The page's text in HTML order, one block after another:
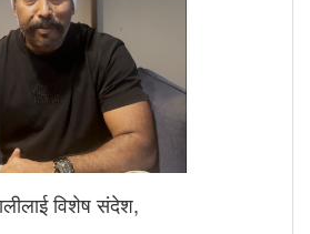
विशेष संदेश,